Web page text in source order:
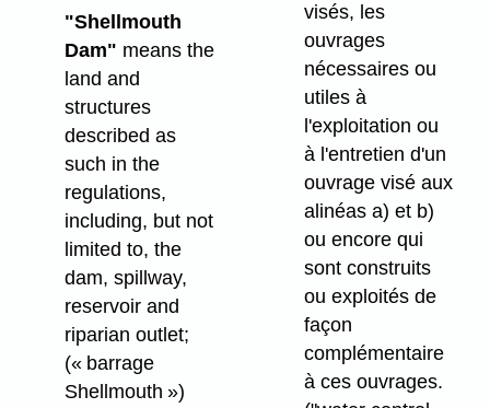
"Shellmouth
Dam" means the
land and
structures
described as
such in the
regulations,
including, but not
limited to, the
dam, spillway,
reservoir and
riparian outlet;
(« barrage
Shellmouth »)
visés, les
ouvrages
nécessaires ou
utiles à
l'exploitation ou
à l'entretien d'un
ouvrage visé aux
alinéas a) et b)
ou encore qui
sont construits
ou exploités de
façon
complémentaire
à ces ouvrages.